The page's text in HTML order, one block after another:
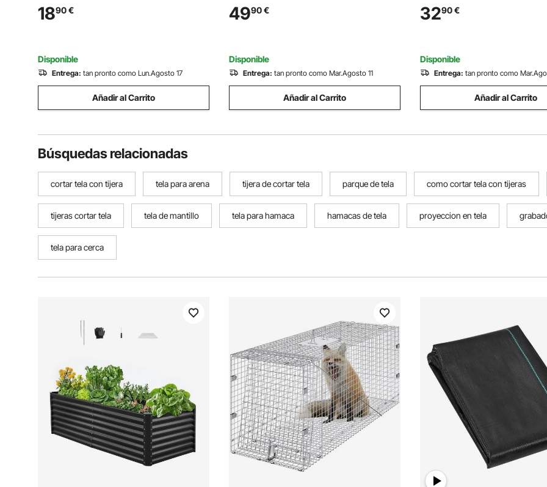
Tela Geotextil para Paisajismo Vellón de
Malas Hierbas 1,2 x 15,2 m, 108 g/m²,
1890€
Disponible
Entrega: tan pronto como Lun.Agosto 17
Añadir al Carrito
Bolsillos y Cómodas Correas Bolsillo
para el Hombro para Tubo Óptico y
4990€
Disponible
Entrega: tan pronto como Mar.Agosto 11
Añadir al Carrito
Teléfono con Cuello de Cisne,
Ajustable de 795-1710mm
3290€
Disponible
Entrega: tan pronto como
Añadir al Carrito
Búsquedas relacionadas
cortar tela con tijera tela para arena tijera de cortar tela parque de tela como cortar tela con tijeras
tijeras cortar tela tela de mantillo tela para hamaca hamacas de tela proyeccion en tela
tela para cerca